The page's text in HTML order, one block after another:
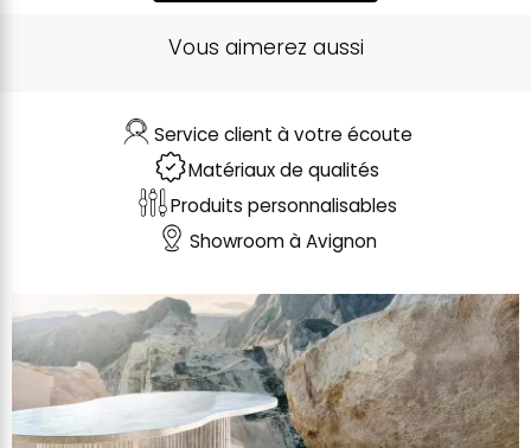
Vous aimerez aussi
Service client à votre écoute
Matériaux de qualités
Produits personnalisables
Showroom à Avignon